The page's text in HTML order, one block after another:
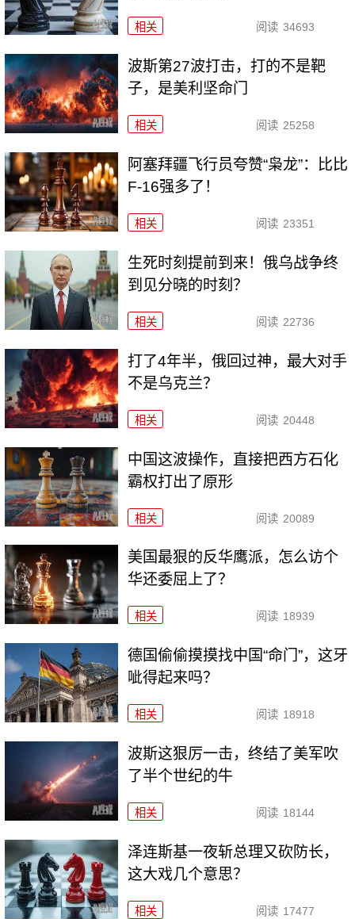
相关 阅读 34693
波斯第27波打击，打的不是靶
子，是美利坚命门
相关 阅读 25258
阿塞拜疆飞行员夸赞“枭龙”：比比
F-16强多了！
相关 阅读 23351
生死时刻提前到来！俄乌战争终
到见分晓的时刻？
相关 阅读 22736
打了4年半，俄回过神，最大对手
不是乌克兰？
相关 阅读 20448
中国这波操作，直接把西方石化
霸权打出了原形
相关 阅读 20089
美国最狠的反华鹰派，怎么访个
华还委屈上了？
相关 阅读 18939
德国偷偷摸摸找中国“命门”，这牙
呲得起来吗？
相关 阅读 18918
波斯这狠厉一击，终结了美军吹
了半个世纪的牛
相关 阅读 18144
泽连斯基一夜斩总理又砍防长，
这大戏几个意思？
相关 阅读 17477